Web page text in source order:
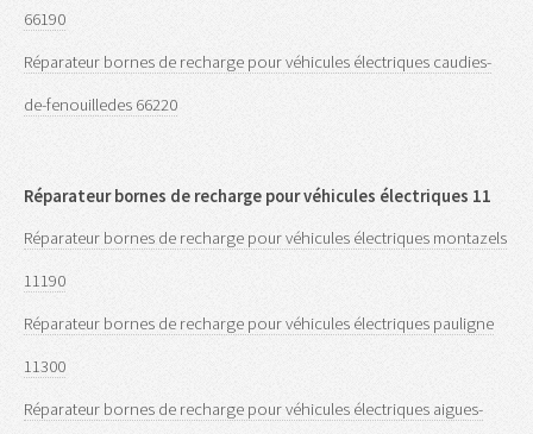
66190
Réparateur bornes de recharge pour véhicules électriques caudies-
de-fenouilledes 66220
Réparateur bornes de recharge pour véhicules électriques 11
Réparateur bornes de recharge pour véhicules électriques montazels
11190
Réparateur bornes de recharge pour véhicules électriques pauligne
11300
Réparateur bornes de recharge pour véhicules électriques aigues-